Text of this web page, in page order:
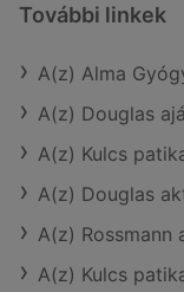
További linkek
A(z) Alma
A(z) Douglas
A(z) Kulcs
A(z) Douglas
A(z) Rossmann
A(z) Kulcs